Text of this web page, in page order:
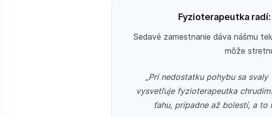
Fyzioterapeutka
Sedavé zamestnanie dáva nášmu
môže
„Pri nedostatku pohybu sa
vysvetľuje fyzioterapeutka
ťahu, prípadne až bolestí, a to